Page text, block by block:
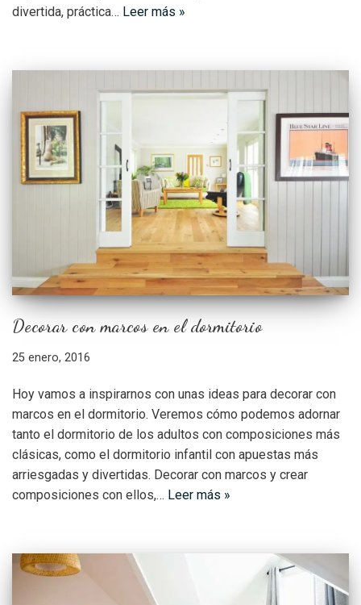
divertida, práctica… Leer más »
Decorar con marcos en el dormitorio
25 enero, 2016
Hoy vamos a inspirarnos con unas ideas para decorar con
marcos en el dormitorio. Veremos cómo podemos adornar
tanto el dormitorio de los adultos con composiciones más
clásicas, como el dormitorio infantil con apuestas más
arriesgadas y divertidas. Decorar con marcos y crear
composiciones con ellos,… Leer más »